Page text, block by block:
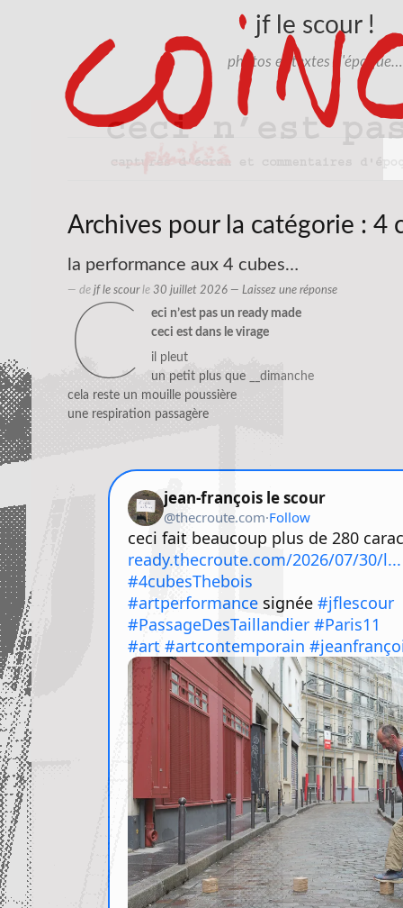
jf le scour !
photos et textes d'époque…
Archives pour la catégorie : 4
la performance aux 4 cubes…
— de jf le scourle 30 juillet 2026 — Laissez une réponse
c
eci n’est pas un ready made
ceci est dans le virage
il pleut
un petit plus que
__dimanche
cela reste un mouille poussière
une respiration passagère